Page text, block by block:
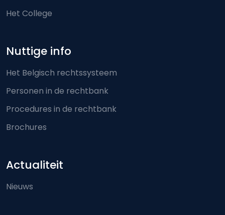
Het College
Nuttige info
Het Belgisch rechtssysteem
Personen in de rechtbank
Procedures in de rechtbank
Brochures
Actualiteit
Nieuws